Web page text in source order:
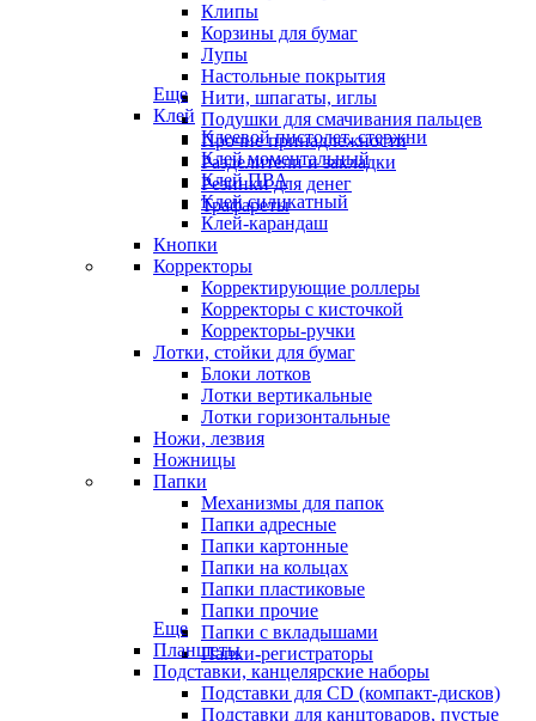
Клипы
Корзины для бумаг
Лупы
Настольные покрытия
Нити, шпагаты, иглы
Подушки для смачивания пальцев
Прочие принадлежности
Разделители и закладки
Резинки для денег
Трафареты
Еще
Клей
Клеевой пистолет, стержни
Клей моментальный
Клей ПВА
Клей силикатный
Клей-карандаш
Кнопки
Корректоры
Корректирующие роллеры
Корректоры с кисточкой
Корректоры-ручки
Лотки, стойки для бумаг
Блоки лотков
Лотки вертикальные
Лотки горизонтальные
Ножи, лезвия
Ножницы
Папки
Механизмы для папок
Папки адресные
Папки картонные
Папки на кольцах
Папки пластиковые
Папки прочие
Папки с вкладышами
Папки-регистраторы
Еще
Планшеты
Подставки, канцелярские наборы
Подставки для CD (компакт-дисков)
Подставки для канцтоваров, пустые